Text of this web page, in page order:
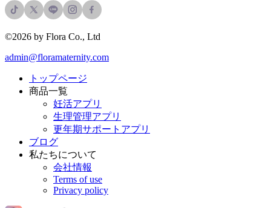
©2026 by Flora Co., Ltd
admin@floramaternity.com
トップページ
商品一覧
妊活アプリ
生理管理アプリ
更年期サポートアプリ
ブログ
私たちについて
会社情報
Terms of use
Privacy policy